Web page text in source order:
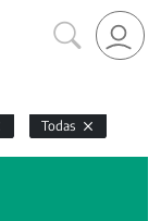
Todas